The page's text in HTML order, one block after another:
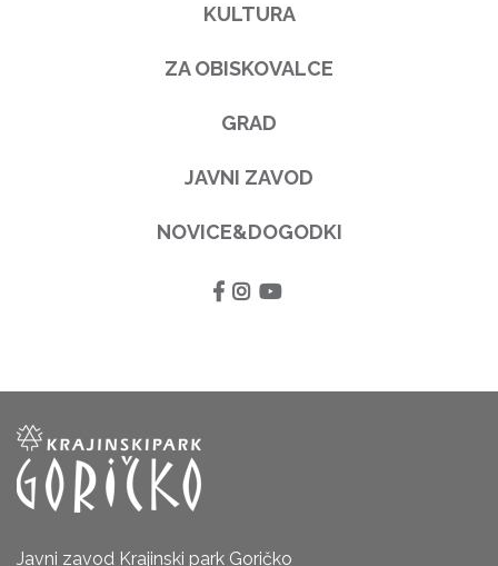
KULTURA
ZA OBISKOVALCE
GRAD
JAVNI ZAVOD
NOVICE&DOGODKI
Javni zavod Krajinski park Goričko